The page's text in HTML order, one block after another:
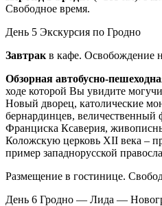
Свободное время.
День 5 Экскурсия по Гродно
Завтрак в кафе. Освобождение
Обзорная автобусно-
ходе которой Вы увидите
Новый дворец, католические
бернардинцев, величественный
Франциска Ксаверия,
Коложскую церковь XII века –
пример западнорусской
Размещение в гостинице.
День 6 Гродно — Лида —